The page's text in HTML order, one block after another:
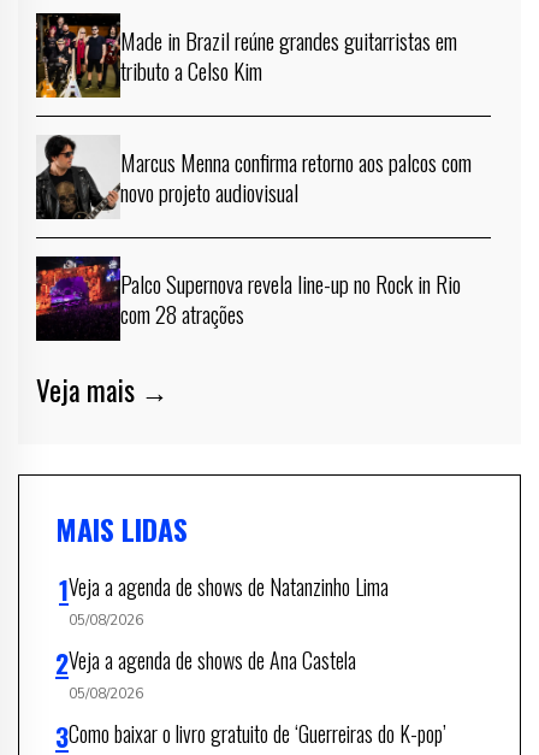
Made in Brazil reúne grandes guitarristas em
tributo a Celso Kim
Marcus Menna confirma retorno aos palcos com
novo projeto audiovisual
Palco Supernova revela line-up no Rock in Rio
com 28 atrações
Veja mais →
MAIS LIDAS
Veja a agenda de shows de Natanzinho Lima
05/08/2026
Veja a agenda de shows de Ana Castela
05/08/2026
Como baixar o livro gratuito de ‘Guerreiras do K-pop’